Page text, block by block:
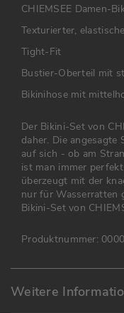
CHIEMSEE Damen-
Texturierter,
Tight-Fit
Bustier-Oberteil mit
Bikinihose mit
Der Bikini-Set von
daher. Die angesagte
auf sich - ob am
ist man immer
überzeugt mit der
nur für Wasserratten
Bikini-Set von
Produktnummer:
Weitere